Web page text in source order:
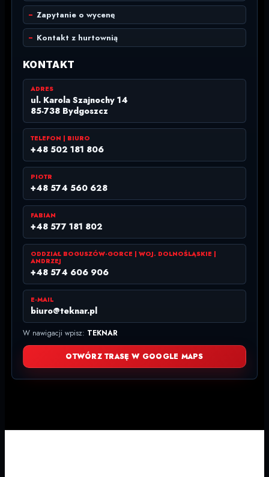
Zapytanie o wycenę
Kontakt z hurtownią
KONTAKT
ADRES
ul. Karola Szajnochy 14
85-738 Bydgoszcz
TELEFON | BIURO
+48 502 181 806
PIOTR
+48 574 560 628
FABIAN
+48 577 181 802
ODDZIAŁ BOGUSZÓW-GORCE | WOJ. DOLNOŚLĄSKIE |
ANDRZEJ
+48 574 606 906
E-MAIL
biuro@teknar.pl
W nawigacji wpisz: TEKNAR
OTWÓRZ TRASĘ W GOOGLE MAPS